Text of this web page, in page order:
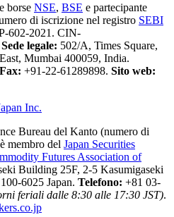
borse NSE, BSE e partecipante
di iscrizione nel registro SEBI
602-2021. CIN-
Sede legale: 502/A, Times Square,
Mumbai 400059, India.
Fax: +91-22-61289898. Sito web:
Inc.
Bureau del Kanto (numero di
membro del Japan Securities
Futures Association of
Building 25F, 2-5 Kasumigaseki
6025 Japan. Telefono: +81 03-
feriali dalle 8:30 alle 17:30 JST).